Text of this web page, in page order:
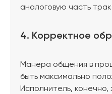
аналоговую часть
4. Корректное
Манера общения в
быть максимально
Исполнитель,